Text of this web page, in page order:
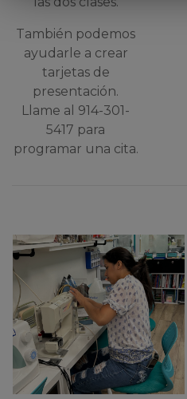
También podemos
ayudarle a crear
tarjetas de
presentación.
Llame al 914-301-
5417 para
programar una cita.